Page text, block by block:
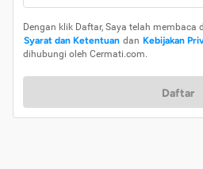
Dengan klik Daftar, Saya telah membaca
Syarat dan Ketentuan dan Kebijakan
dihubungi oleh Cermati.com.
Daftar